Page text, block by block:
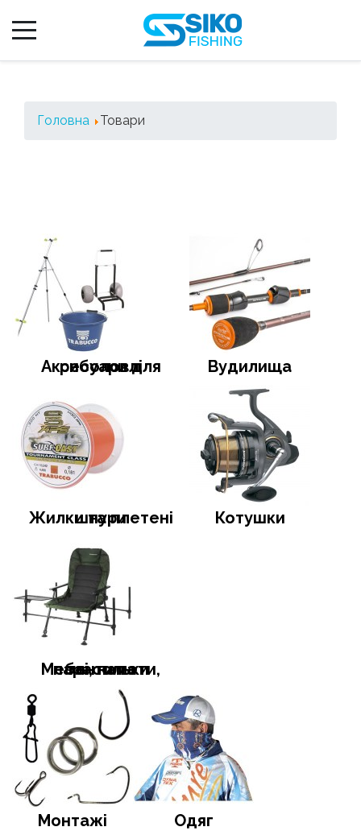
Головна Товари
Аксесуари для риболовлі Вудилища
Жилки та плетені шнури Котушки
Меблі, намети, тенти та парасольки
Монтажі Одяг